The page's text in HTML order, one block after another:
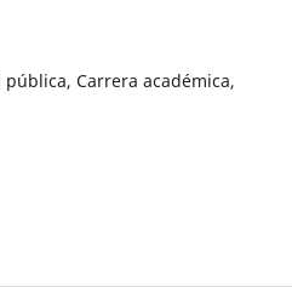
Carrera académica,